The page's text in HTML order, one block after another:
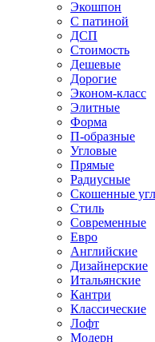
Экошпон
С патиной
ДСП
Стоимость
Дешевые
Дорогие
Эконом-класс
Элитные
Форма
П-образные
Угловые
Прямые
Радиусные
Скошенные
Стиль
Современные
Евро
Английские
Дизайнерские
Итальянские
Кантри
Классические
Лофт
Модерн